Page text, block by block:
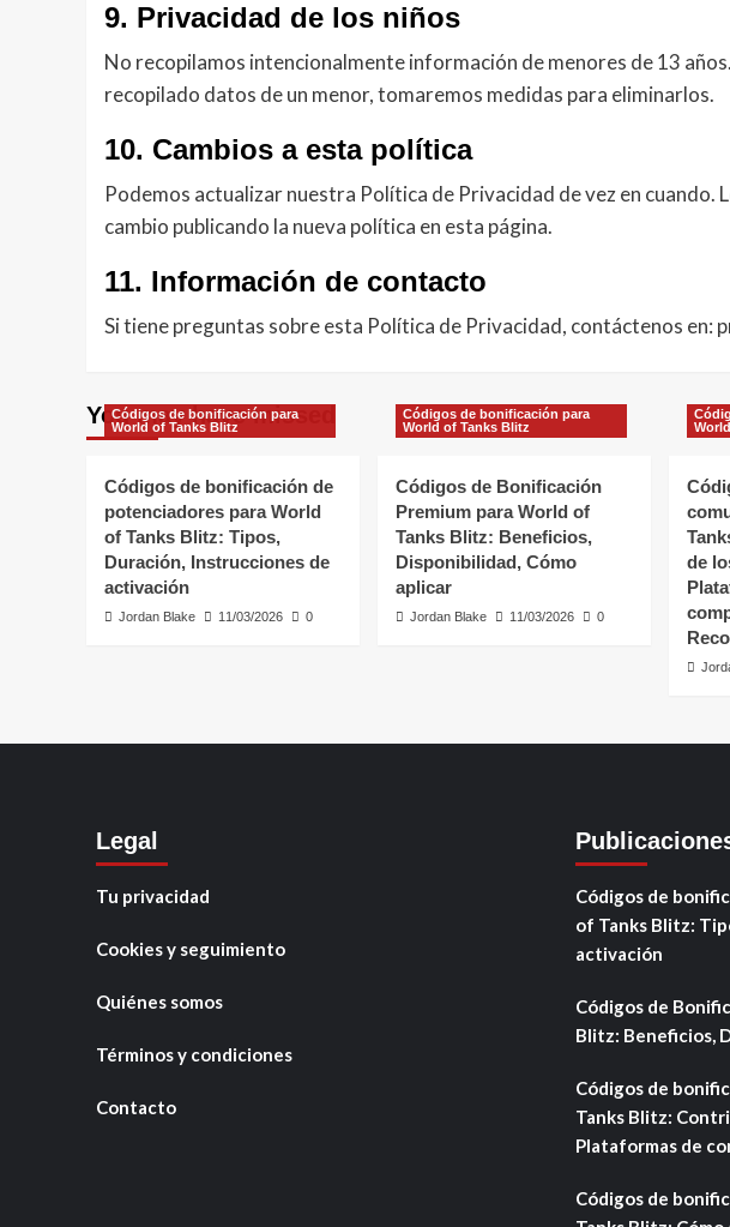
9. Privacidad de los niños
No recopilamos intencionalmente información de menores de 13
recopilado datos de un menor, tomaremos medidas para eliminarlos.
10. Cambios a esta política
Podemos actualizar nuestra Política de Privacidad de vez en cuando.
cambio publicando la nueva política en esta página.
11. Información de contacto
Si tiene preguntas sobre esta Política de Privacidad, contáctenos en:
You may have missed
Códigos de bonificación para
World of Tanks Blitz
Códigos de bonificación de
potenciadores para World
of Tanks Blitz: Tipos,
Duración, Instrucciones de
activación
Jordan Blake 11/03/2026 0
Códigos de bonificación para
World of Tanks Blitz
Códigos de Bonificación
Premium para World of
Tanks Blitz: Beneficios,
Disponibilidad, Cómo
aplicar
Jordan Blake 11/03/2026 0
de
Legal
Tu privacidad
Cookies y seguimiento
Quiénes somos
Términos y condiciones
Contacto
Códigos de
of Tanks Blitz:
activación
Códigos de
Blitz: Beneficios,
Códigos de
Tanks Blitz:
Plataformas de
Códigos de